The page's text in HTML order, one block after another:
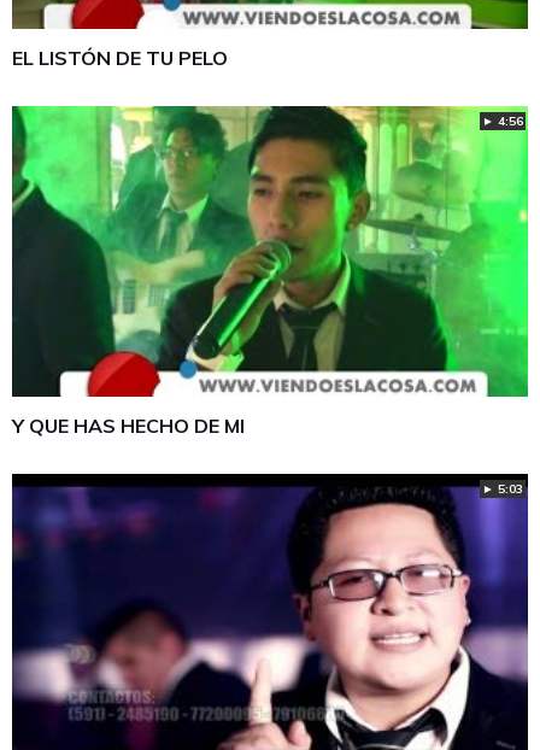
EL LISTÓN DE TU PELO
► 4:56
Y QUE HAS HECHO DE MI
► 5:03